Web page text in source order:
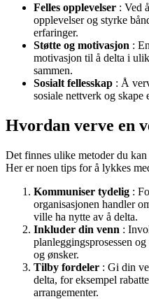
Felles opplevelser : Ved
opplevelser og styrke
erfaringer.
Støtte og motivasjon :
motivasjon til å delta i
sammen.
Sosialt fellesskap : Å
sosiale nettverk og skape
Hvordan verve en
Det finnes ulike metoder du
Her er noen tips for å lykkes
Kommuniser tydelig :
organisasjonen handler
ville ha nytte av å delta.
Inkluder din venn :
planleggingsprosessen
og ønsker.
Tilby fordeler : Gi din
delta, for eksempel
arrangementer.